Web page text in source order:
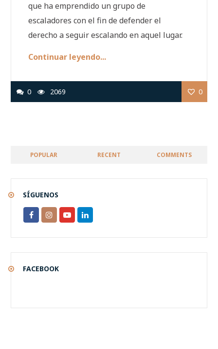
que ha emprendido un grupo de
escaladores con el fin de defender el
derecho a seguir escalando en aquel lugar.
Continuar leyendo...
0 2069 0
POPULAR RECENT COMMENTS
SÍGUENOS
FACEBOOK